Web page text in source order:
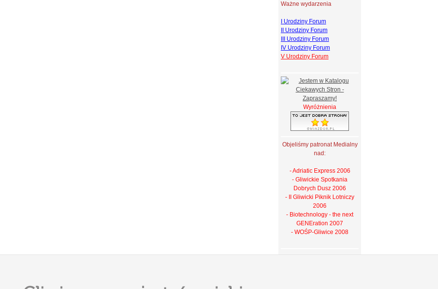
Ważne wydarzenia
I Urodziny Forum
II Urodziny Forum
III Urodziny Forum
IV Urodziny Forum
V Urodziny Forum
Wyróżnienia
Objeliśmy patronat Medialny
nad:
- Adriatic Express 2006
- Gliwickie Spotkania
Dobrych Dusz 2006
- II Gliwicki Piknik Lotniczy
2006
- Biotechnology - the next
GENEration 2007
- WOŚP-Gliwice 2008